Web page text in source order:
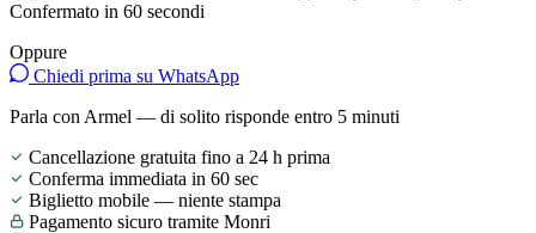
Confermato in 60 secondi
Oppure
Chiedi prima su WhatsApp
Parla con Armel — di solito risponde entro 5 minuti
Cancellazione gratuita fino a 24 h prima
Conferma immediata in 60 sec
Biglietto mobile — niente stampa
Pagamento sicuro tramite Monri